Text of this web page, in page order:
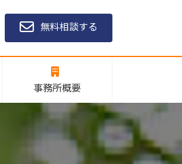
無料相談する
事務所概要